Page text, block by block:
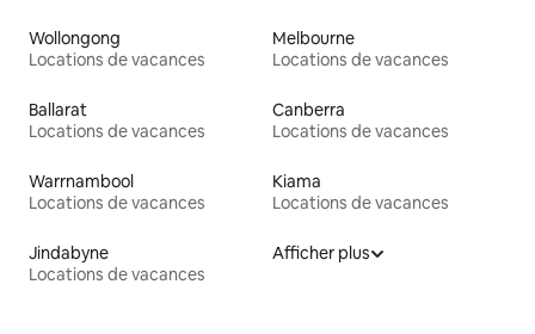
Wollongong
Locations de vacances
Melbourne
Locations de vacances
Ballarat
Locations de vacances
Canberra
Locations de vacances
Warrnambool
Locations de vacances
Kiama
Locations de vacances
Jindabyne
Locations de vacances
Afficher plus